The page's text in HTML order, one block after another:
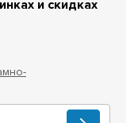
и скидках